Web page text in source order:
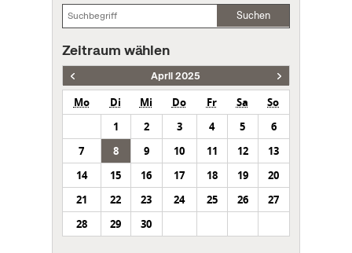
Suchen
Zeitraum wählen
April 2025
Mo Di Mi Do Fr Sa
So
1
2 3 4 5
6
7
8 9 10 11 12
13
14
15 16 17 18 19
20
21
22 23 24 25 26
27
28
29 30